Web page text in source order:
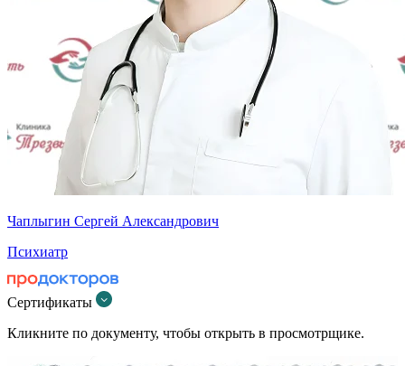
Чаплыгин Сергей Александрович
Психиатр
Сертификаты
Кликните по документу, чтобы открыть в просмотрщике.